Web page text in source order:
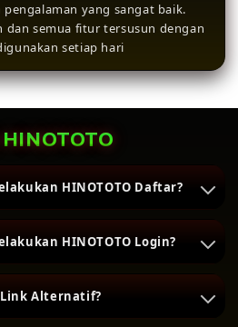
pengalaman yang sangat baik.
dan semua fitur tersusun dengan
setiap hari
HINOTOTO Daftar?
HINOTOTO Login?
Link Alternatif?